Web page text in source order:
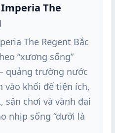
The
The Regent Bắc
“xương sống”
quảng trường nước
vào khối đế tiện ích,
sân chơi và vành đai
nhịp sống “dưới là